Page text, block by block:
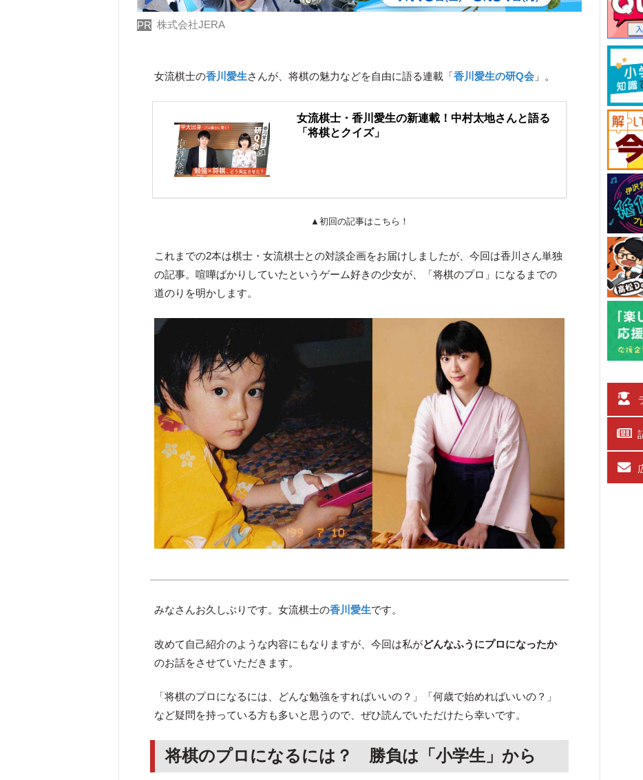
PR 株式会社JERA
女流棋士の香川愛生さんが、将棋の魅力などを自由に語る連載「香川愛生の研Q会 」。
女流棋士・香川愛生の新連載！中村太地さんと語る
「将棋とクイズ」
▲初回の記事はこちら！
これまでの2本は棋士・女流棋士との対談企画をお届けしましたが、今回は香川さん単独
の記事。喧嘩ばかりしていたというゲーム好きの少女が、「将棋のプロ」になるまでの
道のりを明かします。
みなさんお久しぶりです。女流棋士の香川愛生です。
改めて自己紹介のような内容にもなりますが、今回は私がどんなふうにプロになったか
のお話をさせていただきます。
「将棋のプロになるには、どんな勉強をすればいいの？」「何歳で始めればいいの？」
など疑問を持っている方も多いと思うので、ぜひ読んでいただけたら幸いです。
将棋のプロになるには？ 勝負は「小学生」から